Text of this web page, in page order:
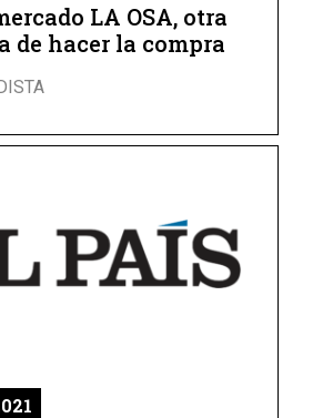
LA OSA, otra
de hacer la compra